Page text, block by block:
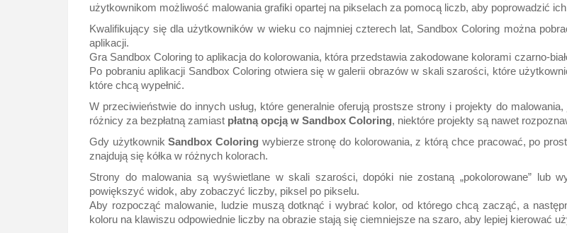
użytkownikom możliwość malowania grafiki opartej na pikselach za pomocą liczb, aby poprowadzić
Kwalifikujący się dla użytkowników w wieku co najmniej czterech lat, Sandbox Coloring można
aplikacji.
Gra Sandbox Coloring to aplikacja do kolorowania, która przedstawia zakodowane kolorami czarno-
Po pobraniu aplikacji Sandbox Coloring otwiera się w galerii obrazów w skali szarości, które
które chcą wypełnić.
W przeciwieństwie do innych usług, które generalnie oferują prostsze strony i projekty do
różnicy za bezpłatną zamiast płatną opcją w Sandbox Coloring, niektóre projekty są nawet
Gdy użytkownikSandbox Coloring wybierze stronę do kolorowania, z którą chce pracować, po
znajdują się kółka w różnych kolorach.
Strony do malowania są wyświetlane w skali szarości, dopóki nie zostaną „pokolorowane” lub
powiększyć widok, aby zobaczyć liczby, piksel po pikselu.
Aby rozpocząć malowanie, ludzie muszą dotknąć i wybrać kolor, od którego chcą zacząć, a
koloru na klawiszu odpowiednie liczby na obrazie stają się ciemniejsze na szaro, aby lepiej kierować